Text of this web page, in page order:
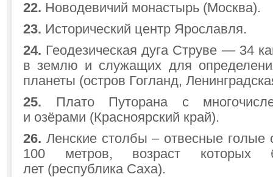
22. Новодевичий монастырь (Москва).
23. Исторический центр Ярославля.
24. Геодезическая дуга Струве — 34
в землю и служащих для
планеты (остров Гогланд,
25. Плато Путорана с
и озёрами (Красноярский край).
26. Ленские столбы – отвесные голые
100 метров, возраст которых
лет (республика Саха).